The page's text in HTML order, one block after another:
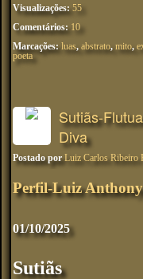
Visualizações: 55
Comentários: 10
Marcações: luas, abstrato, mito,
poeta
Sutiãs-
Diva
Postado porLuiz Carlos Ribeiro
Perfil-Luiz
01/10/2025
Sutiãs